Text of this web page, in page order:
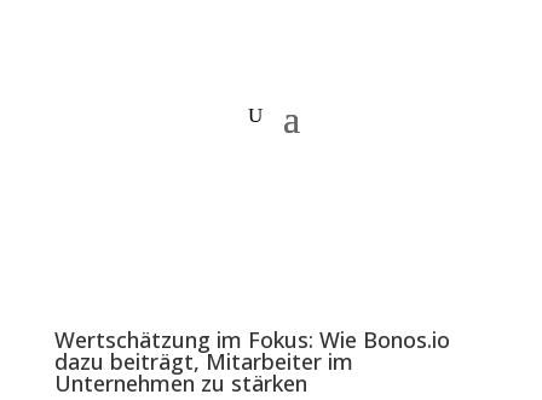
Wertschätzung im Fokus: Wie Bonos.io
dazu beiträgt, Mitarbeiter im
Unternehmen zu stärken